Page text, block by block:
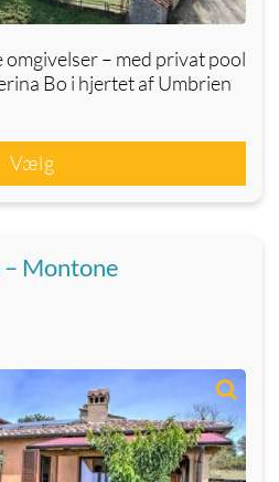
– med privat pool
Bo i hjertet af Umbrien
Vælg
– Montone